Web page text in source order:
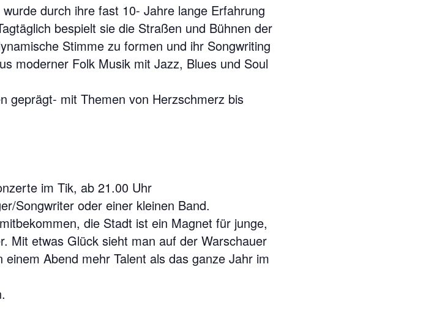
durch ihre fast 10- Jahre lange Erfahrung
bespielt sie die Straßen und Bühnen der
Stimme zu formen und ihr Songwriting
moderner Folk Musik mit Jazz, Blues und Soul
geprägt- mit Themen von Herzschmerz bis
im Tik, ab 21.00 Uhr
Songwriter oder einer kleinen Band.
die Stadt ist ein Magnet für junge,
Mit etwas Glück sieht man auf der Warschauer
Abend mehr Talent als das ganze Jahr im